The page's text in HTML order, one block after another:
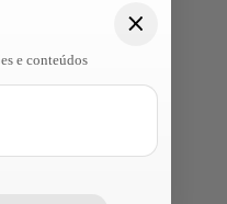
e conteúdos